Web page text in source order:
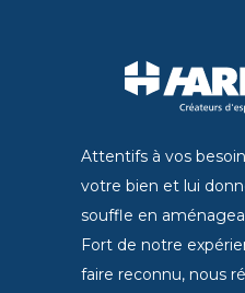
Attentifs à vos
votre bien et lui
souffle en
Fort de notre
faire reconnu, nous